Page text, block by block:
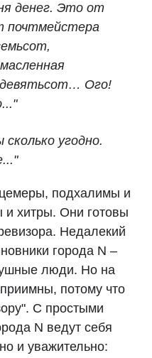
денег. Это от
почтмейстера
Ого!
угодно.
подхалимы и
и хитры. Они готовы
Недалекий
города N –
люди. Но на
потому что
С простыми
N ведут себя
и уважительно: